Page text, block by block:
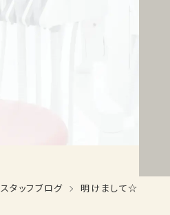
スタッフブログ 明けまして☆